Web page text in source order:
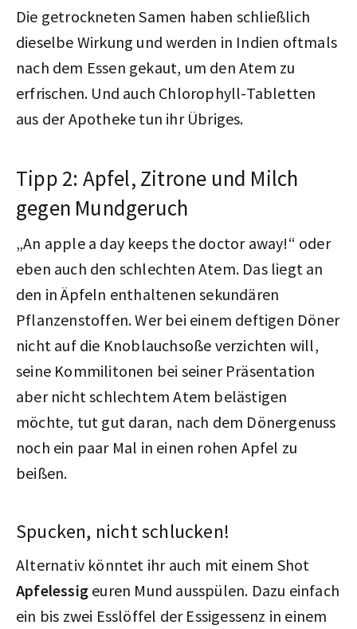
Die getrockneten Samen haben schließlich
dieselbe Wirkung und werden in Indien oftmals
nach dem Essen gekaut, um den Atem zu
erfrischen. Und auch Chlorophyll-Tabletten
aus der Apotheke tun ihr Übriges.
Tipp 2: Apfel, Zitrone und Milch
gegen Mundgeruch
„An apple a day keeps the doctor away!“ oder
eben auch den schlechten Atem. Das liegt an
den in Äpfeln enthaltenen sekundären
Pflanzenstoffen. Wer bei einem deftigen Döner
nicht auf die Knoblauchsoße verzichten will,
seine Kommilitonen bei seiner Präsentation
aber nicht schlechtem Atem belästigen
möchte, tut gut daran, nach dem Dönergenuss
noch ein paar Mal in einen rohen Apfel zu
beißen.
Spucken, nicht schlucken!
Alternativ könntet ihr auch mit einem Shot
Apfelessig euren Mund ausspülen. Dazu einfach
ein bis zwei Esslöffel der Essigessenz in einem